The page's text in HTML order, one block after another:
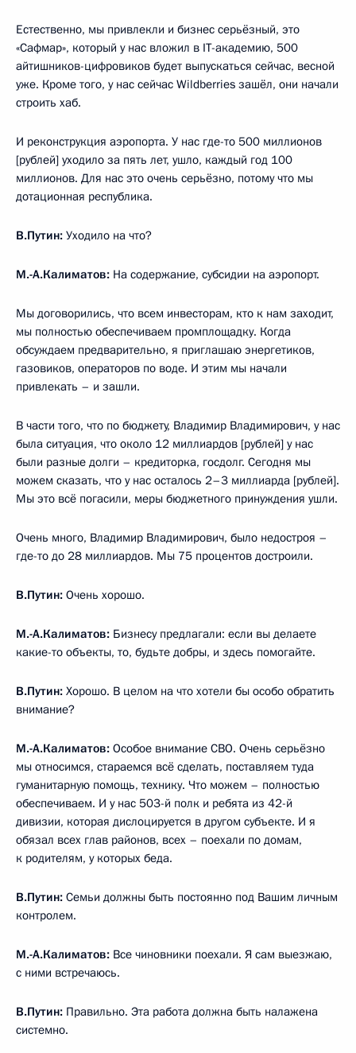
Естественно, мы привлекли и бизнес серьёзный, это
«Сафмар», который у нас вложил в IT-академию, 500
айтишников-цифровиков будет выпускаться сейчас, весной
уже. Кроме того, у нас сейчас Wildberries зашёл, они начали
строить хаб.
И реконструкция аэропорта. У нас где-то 500 миллионов
[рублей] уходило за пять лет, ушло, каждый год 100
миллионов. Для нас это очень серьёзно, потому что мы
дотационная республика.
В.Путин: Уходило на что?
М.-А.Калиматов: На содержание, субсидии на аэропорт.
Мы договорились, что всем инвесторам, кто к нам заходит,
мы полностью обеспечиваем промплощадку. Когда
обсуждаем предварительно, я приглашаю энергетиков,
газовиков, операторов по воде. И этим мы начали
привлекать – и зашли.
В части того, что по бюджету, Владимир Владимирович, у нас
была ситуация, что около 12 миллиардов [рублей] у нас
были разные долги – кредиторка, госдолг. Сегодня мы
можем сказать, что у нас осталось 2–3 миллиарда [рублей].
Мы это всё погасили, меры бюджетного принуждения ушли.
Очень много, Владимир Владимирович, было недостроя –
где-то до 28 миллиардов. Мы 75 процентов достроили.
В.Путин: Очень хорошо.
М.-А.Калиматов: Бизнесу предлагали: если вы делаете
какие-то объекты, то, будьте добры, и здесь помогайте.
В.Путин: Хорошо. В целом на что хотели бы особо обратить
внимание?
М.-А.Калиматов: Особое внимание СВО. Очень серьёзно
мы относимся, стараемся всё сделать, поставляем туда
гуманитарную помощь, технику. Что можем – полностью
обеспечиваем. И у нас 503-й полк и ребята из 42-й
дивизии, которая дислоцируется в другом субъекте. И я
обязал всех глав районов, всех – поехали по домам,
к родителям, у которых беда.
В.Путин: Семьи должны быть постоянно под Вашим личным
контролем.
М.-А.Калиматов: Все чиновники поехали. Я сам выезжаю,
с ними встречаюсь.
В.Путин: Правильно. Эта работа должна быть налажена
системно.